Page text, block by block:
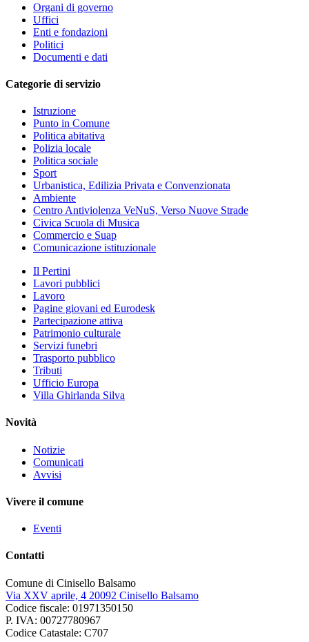
Organi di governo
Uffici
Enti e fondazioni
Politici
Documenti e dati
Categorie di servizio
Istruzione
Punto in Comune
Politica abitativa
Polizia locale
Politica sociale
Sport
Urbanistica, Edilizia Privata e Convenzionata
Ambiente
Centro Antiviolenza VeNuS, Verso Nuove Strade
Civica Scuola di Musica
Commercio e Suap
Comunicazione istituzionale
Il Pertini
Lavori pubblici
Lavoro
Pagine giovani ed Eurodesk
Partecipazione attiva
Patrimonio culturale
Servizi funebri
Trasporto pubblico
Tributi
Ufficio Europa
Villa Ghirlanda Silva
Novità
Notizie
Comunicati
Avvisi
Vivere il comune
Eventi
Contatti
Comune di Cinisello Balsamo
Via XXV aprile, 4 20092 Cinisello Balsamo
Codice fiscale: 01971350150
P. IVA: 00727780967
Codice Catastale: C707